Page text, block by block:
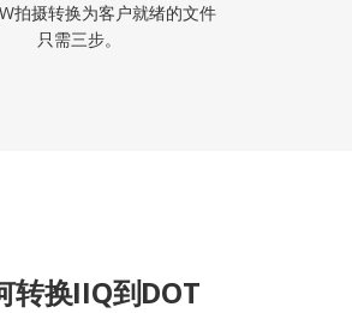
拍摄转换为客户就绪的文件
只需三步。
转换IIQ到DOT